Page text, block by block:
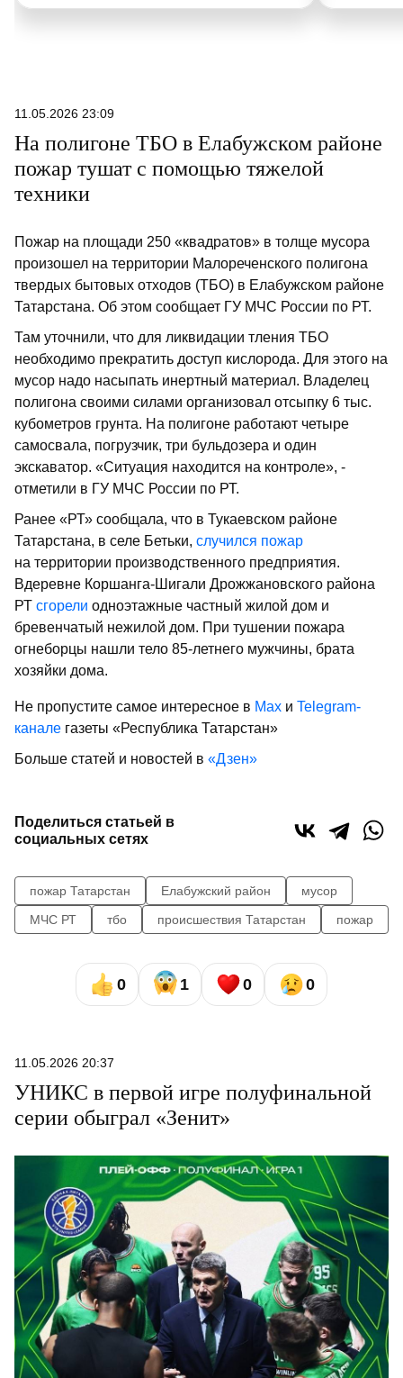
11.05.2026 23:09
На полигоне ТБО в Елабужском районе
пожар тушат с помощью тяжелой
техники
Пожар на площади 250 «квадратов» в толще мусора
произошел на территории Малореченского полигона
твердых бытовых отходов (ТБО) в Елабужском районе
Татарстана. Об этом сообщает ГУ МЧС России по РТ.
Там уточнили, что для ликвидации тления ТБО
необходимо прекратить доступ кислорода. Для этого на
мусор надо насыпать инертный материал. Владелец
полигона своими силами организовал отсыпку 6 тыс.
кубометров грунта. На полигоне работают четыре
самосвала, погрузчик, три бульдозера и один
экскаватор. «‎Ситуация находится на контроле», -
отметили в ГУ МЧС России по РТ.
Ранее «РТ» сообщала, что в Тукаевском районе
Татарстана, в селе Бетьки, случился пожар
на территории производственного предприятия.
Вдеревне Коршанга-Шигали Дрожжановского района
РТ сгорели одноэтажные частный жилой дом и
бревенчатый нежилой дом. При тушении пожара
огнеборцы нашли тело 85-летнего мужчины, брата
хозяйки дома.
Не пропустите самое интересное в Max и Telegram-
канале газеты «Республика Татарстан»
Больше статей и новостей в «Дзен»
Поделиться статьей в
социальных сетях
пожар Татарстан Елабужский район
мусор
МЧС РТ
тбо происшествия Татарстан пожар
0 1 0 0
11.05.2026 20:37
УНИКС в первой игре полуфинальной
серии обыграл «Зенит»